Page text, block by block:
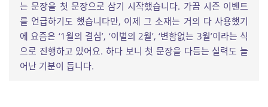
는 문장을 첫 문장으로 삼기 시작했습니다. 가끔 시즌 이벤트
를 언급하기도 했습니다만, 이제 그 소재는 거의 다 사용했기
에 요즘은 ‘1월의 결심’, ‘이별의 2월’, ‘변함없는 3월’이라는 식
으로 진행하고 있어요. 하다 보니 첫 문장을 다듬는 실력도 늘
어난 기분이 듭니다.